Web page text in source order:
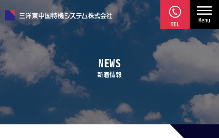
TEL Menu
NEWS
新着情報